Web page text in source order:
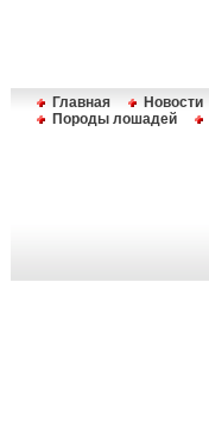
Главная Новости
Породы лошадей